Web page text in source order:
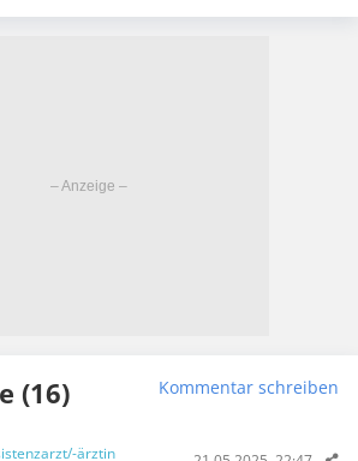
(16) Kommentar schreiben
ärztin